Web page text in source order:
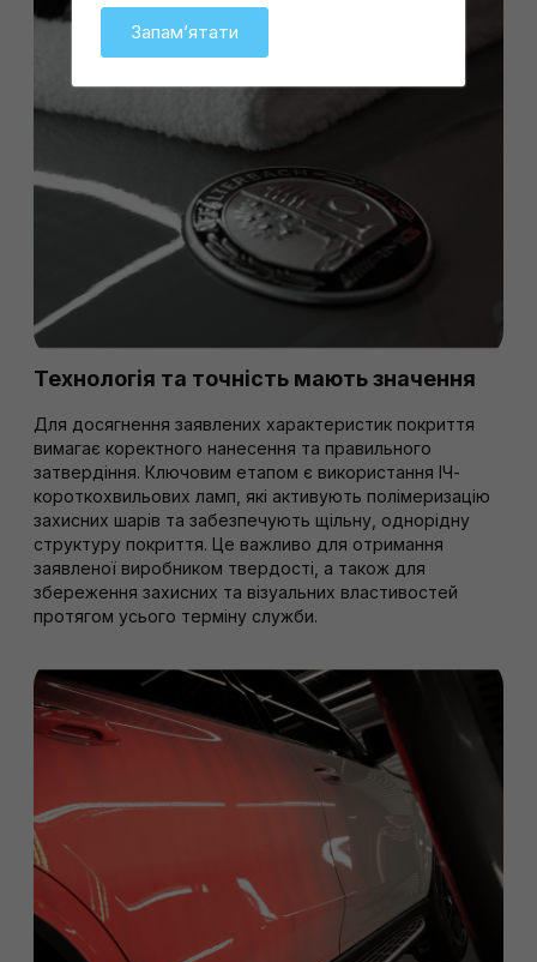
Технологія та точність мають значення
Для досягнення заявлених характеристик покриття
вимагає коректного нанесення та правильного
затвердіння. Ключовим етапом є використання ІЧ-
короткохвильових ламп, які активують полімеризацію
захисних шарів та забезпечують щільну, однорідну
структуру покриття. Це важливо для отримання
заявленої виробником твердості, а також для
збереження захисних та візуальних властивостей
протягом усього терміну служби.
Запамʼятати